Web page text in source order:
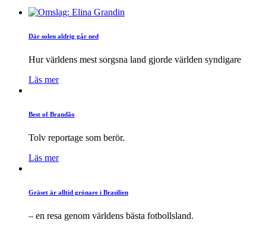
Där solen aldrig går ned
Hur världens mest sorgsna land gjorde världen syndigare
Läs mer
Best of Brandão
Tolv reportage som berör.
Läs mer
Gräset är alltid grönare i Brasilien
– en resa genom världens bästa fotbollsland.